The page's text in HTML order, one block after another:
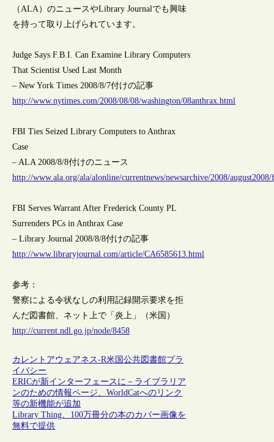
（ALA）のニュースやLibrary Journalでも興味
を持って取り上げられています。
Judge Says F.B.I. Can Examine Library Computers
That Scientist Used Last Month
– New York Times 2008/8/7付けの記事
http://www.nytimes.com/2008/08/08/washington/08anthrax.html
FBI Ties Seized Library Computers to Anthrax
Case
– ALA 2008/8/8付けのニュース
http://www.ala.org/ala/alonline/currentnews/newsarchive/2008/
FBI Serves Warrant After Frederick County PL
Surrenders PCs in Anthrax Case
– Library Journal 2008/8/8付けの記事
http://www.libraryjournal.com/article/CA6585613.html
参考：
警察による令状なしの利用記録開示要求を拒
んだ図書館、ネット上で「炎上」（米国）
http://current.ndl.go.jp/node/8458
カレントアウェアネス-R米国公共図書館プラ
イバシー
ERICが新インターフェースに－ライブラリア
ンのための情報ページ、WorldCatへのリンク
等の新機能が追加
Library Thing、100万冊分の本のカバー画像を
無料で提供